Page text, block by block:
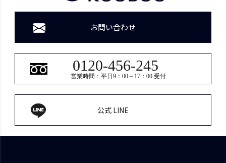
お問い合わせ
0120-456-245
営業時間：平日9：00～17：00 受付
公式 LINE